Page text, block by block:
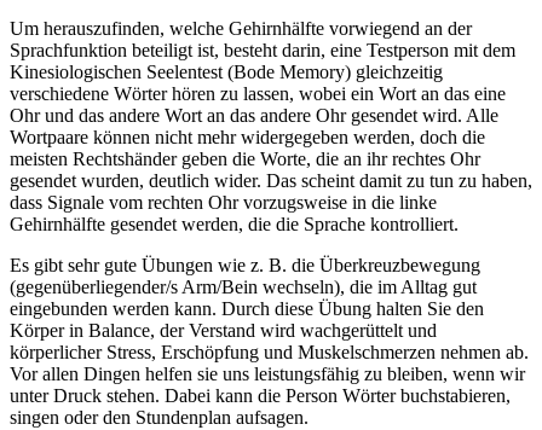
Um herauszufinden, welche Gehirnhälfte vorwiegend an der
Sprachfunktion beteiligt ist, besteht darin, eine Testperson mit dem
Kinesiologischen Seelentest (Bode Memory) gleichzeitig
verschiedene Wörter hören zu lassen, wobei ein Wort an das eine
Ohr und das andere Wort an das andere Ohr gesendet wird. Alle
Wortpaare können nicht mehr widergegeben werden, doch die
meisten Rechtshänder geben die Worte, die an ihr rechtes Ohr
gesendet wurden, deutlich wider. Das scheint damit zu tun zu haben,
dass Signale vom rechten Ohr vorzugsweise in die linke
Gehirnhälfte gesendet werden, die die Sprache kontrolliert.
Es gibt sehr gute Übungen wie z. B. die Überkreuzbewegung
(gegenüberliegender/s Arm/Bein wechseln), die im Alltag gut
eingebunden werden kann. Durch diese Übung halten Sie den
Körper in Balance, der Verstand wird wachgerüttelt und
körperlicher Stress, Erschöpfung und Muskelschmerzen nehmen ab.
Vor allen Dingen helfen sie uns leistungsfähig zu bleiben, wenn wir
unter Druck stehen. Dabei kann die Person Wörter buchstabieren,
singen oder den Stundenplan aufsagen.